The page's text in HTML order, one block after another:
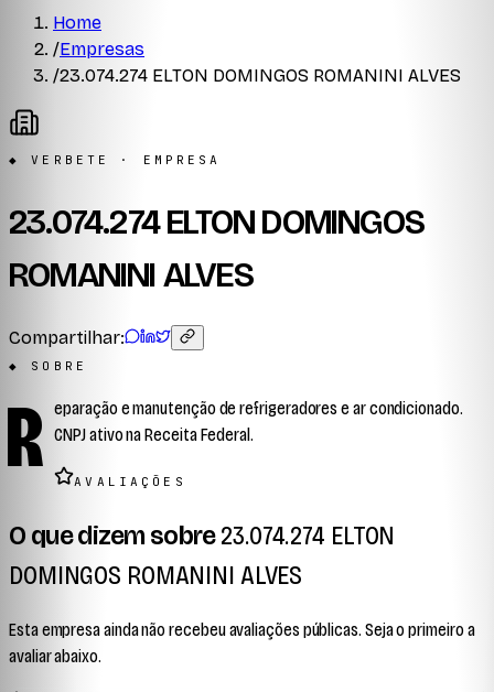
Home
/Empresas
/23.074.274 ELTON DOMINGOS ROMANINI ALVES
◆ VERBETE · EMPRESA
23.074.274 ELTON DOMINGOS
ROMANINI ALVES
Compartilhar:
◆ SOBRE
R eparação e manutenção de refrigeradores e ar condicionado.
CNPJ ativo na Receita Federal.
AVALIAÇÕES
O que dizem sobre23.074.274 ELTON
DOMINGOS ROMANINI ALVES
Esta empresa ainda não recebeu avaliações públicas. Seja o primeiro a
avaliar abaixo.